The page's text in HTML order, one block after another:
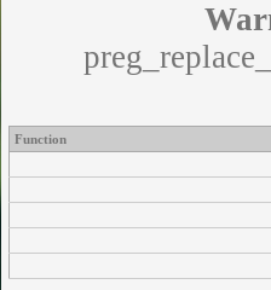
Function